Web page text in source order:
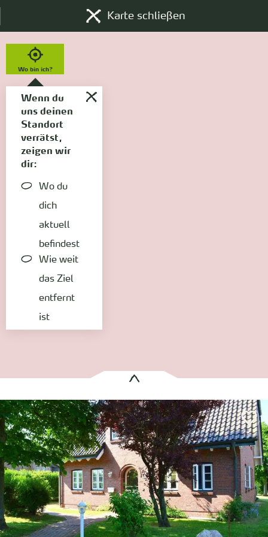
Karte schließen
Wo bin ich?
Wenn du
uns deinen
Standort
verrätst,
zeigen wir
dir:
Wo du
dich
aktuell
befindest
Wie weit
das Ziel
entfernt
ist
Es wurden1 Treffergefunden:
Strandstraße 28, Haushälfte links
Nieblum Entfernung anzeigen